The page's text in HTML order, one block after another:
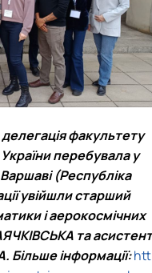
факультету
перебувала у
(Республіка
увійшли старший
і аерокосмічних
та асистент
Більше інформації: